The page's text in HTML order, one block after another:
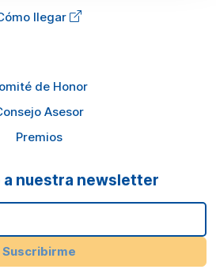
llegar
de Honor
Asesor
Premios
a nuestra newsletter
Suscribirme